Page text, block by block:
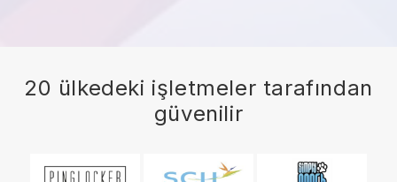
20 ülkedeki işletmeler tarafından
güvenilir